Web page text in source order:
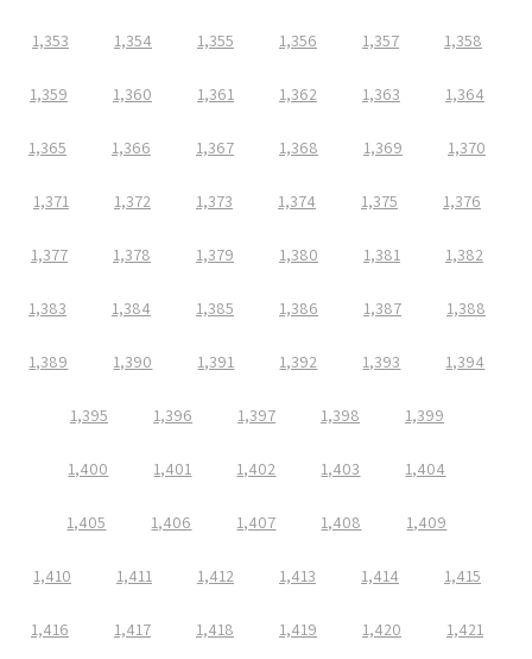
1,353 1,354 1,355 1,356 1,357 1,358
1,359 1,360 1,361 1,362 1,363 1,364
1,365 1,366 1,367 1,368 1,369 1,370
1,371 1,372 1,373 1,374 1,375 1,376
1,377 1,378 1,379 1,380 1,381 1,382
1,383 1,384 1,385 1,386 1,387 1,388
1,389 1,390 1,391 1,392 1,393 1,394
1,395 1,396 1,397 1,398 1,399
1,400 1,401 1,402 1,403 1,404
1,405 1,406 1,407 1,408 1,409
1,410 1,411 1,412 1,413 1,414 1,415
1,416 1,417 1,418 1,419 1,420 1,421